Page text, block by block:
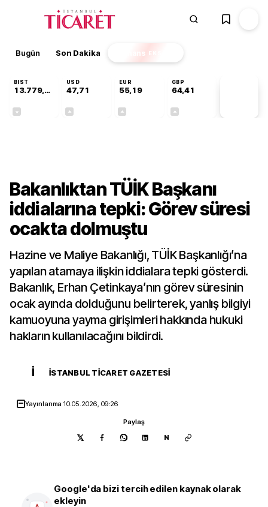
Bugün Son Dakika Finans EKSTRA
BIST
13.779,39
USD
47,71
EUR
55,19
GBP
64,41
Bakanlıktan TÜİK Başkanı
iddialarına tepki: Görev süresi
ocakta dolmuştu
Hazine ve Maliye Bakanlığı, TÜİK Başkanlığı’na
yapılan atamaya ilişkin iddialara tepki gösterdi.
Bakanlık, Erhan Çetinkaya’nın görev süresinin
ocak ayında dolduğunu belirterek, yanlış bilgiyi
kamuoyuna yayma girişimleri hakkında hukuki
hakların kullanılacağını bildirdi.
İ İSTANBUL TICARET GAZETESI
Yayınlanma 10.05.2026, 09:26
Paylaş
N
Google'da bizi tercih edilen kaynak olarak
ekleyin